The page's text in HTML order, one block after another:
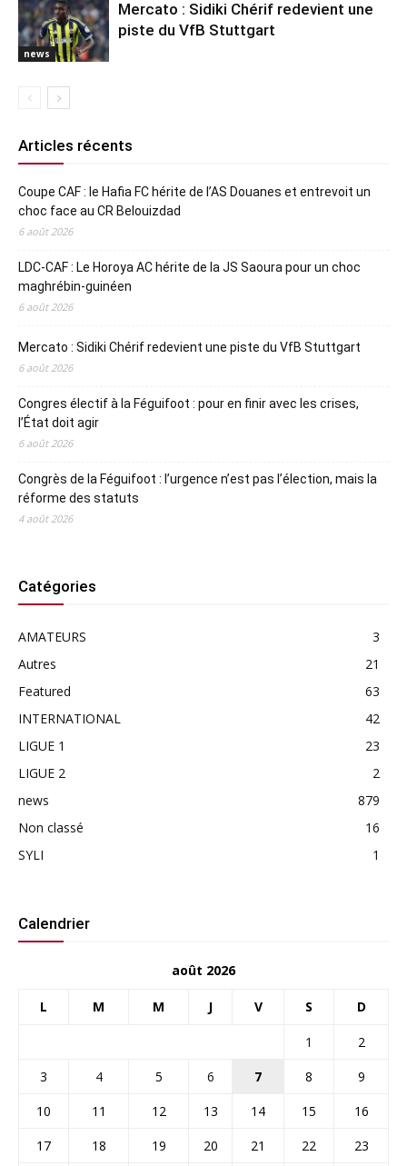
news
Mercato : Sidiki Chérif redevient une
piste du VfB Stuttgart
Articles récents
Coupe CAF : le Hafia FC hérite de l’AS Douanes et entrevoit un
choc face au CR Belouizdad
6 août 2026
LDC-CAF : Le Horoya AC hérite de la JS Saoura pour un choc
maghrébin-guinéen
6 août 2026
Mercato : Sidiki Chérif redevient une piste du VfB Stuttgart
6 août 2026
Congres électif à la Féguifoot : pour en finir avec les crises,
l’État doit agir
6 août 2026
Congrès de la Féguifoot : l’urgence n’est pas l’élection, mais la
réforme des statuts
4 août 2026
Catégories
AMATEURS
3
Autres
21
Featured
63
INTERNATIONAL
42
LIGUE 1
23
LIGUE 2
2
news
879
Non classé
16
SYLI
1
Calendrier
août 2026
L M M J V S D
1
2
3
4 5 6 7 8
9
10
11 12 13 14 15
16
17
18 19 20 21 22
23